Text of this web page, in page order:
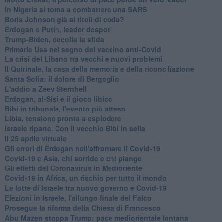
In Nigeria si torna a combattere una SARS
Boris Johnson già ai titoli di coda?
Erdogan e Putin, leader despoti
Trump-Biden, decolla la sfida
Primarie Usa nel segno del vaccino anti-Covid
La crisi del Libano tra vecchi e nuovi problemi
Il Quirinale, la casa della memoria e della riconciliazione
Santa Sofia: il dolore di Bergoglio
L'addio a ​Zeev Sternhell
Erdogan, al-Sisi e il gioco libico
Bibi in tribunale, l'evento più atteso
Libia, tensione pronta a esplodere
Israele riparte. Con il vecchio Bibi in sella
Il 25 aprile virtuale
Gli errori di Erdogan nell'affrontare il Covid-19
Covid-19 e Asia, chi sorride e chi piange
Gli effetti del Coronavirus in Medioriente
Covid-19 in Africa, un rischio per tutto il mondo
Le lotte di Israele tra nuovo governo e Covid-19
Elezioni in Israele, l'allungo finale del Falco
Prosegue la riforma della Chiesa di Francesco
Abu Mazen stoppa Trump: pace mediorientale lontana